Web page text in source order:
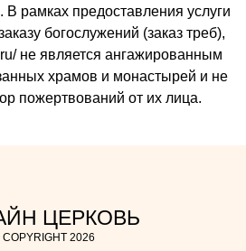
В рамках предоставления услуги
богослужений (заказ треб),
не является ангажированным
храмов и монастырей и не
пожертвований от их лица.
ЦЕРКОВЬ
2026